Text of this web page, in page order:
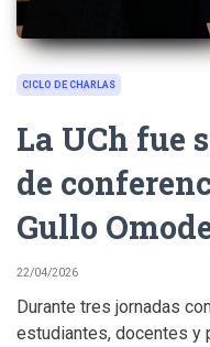
CICLO DE CHARLAS
La UCh fue
de
Gullo
22/04/2026
Durante tres jornadas
estudiantes, docentes y